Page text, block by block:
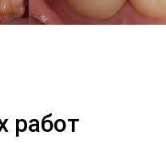
работ